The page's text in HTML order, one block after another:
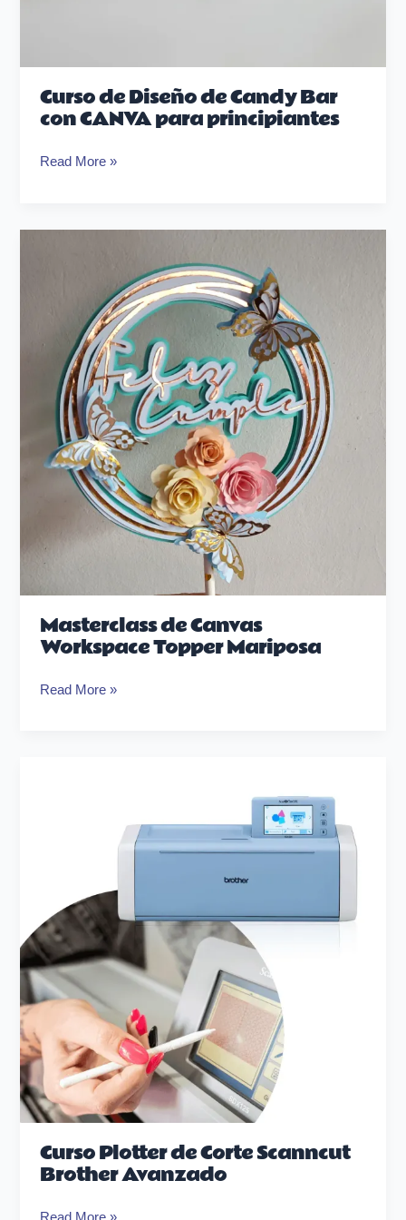
Curso de Diseño de Candy Bar
con CANVA para principiantes
Read More »
Masterclass de Canvas
Workspace Topper Mariposa
Workspace
Mariposa
Read More »
Curso Plotter de Corte Scanncut
Brother Avanzado
Avanzado